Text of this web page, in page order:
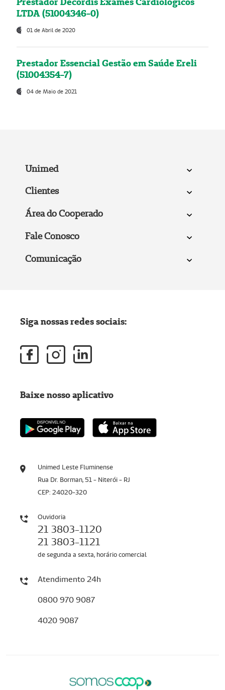
LTDA (51004346-0)
01 de Abril de 2020
Prestador Essencial Gestão em Saúde Ereli
(51004354-7)
04 de Maio de 2021
Unimed
Clientes
Área do Cooperado
Fale Conosco
Comunicação
Unimed Leste Fluminense
Rua Dr. Borman, 51 - Niterói - RJ
CEP: 24020-320
Ouvidoria
21 3803-1120
21 3803-1121
de segunda a sexta, horário comercial
Atendimento 24h
0800 970 9087
4020 9087
Siga nossas redes sociais:
Baixe nosso aplicativo